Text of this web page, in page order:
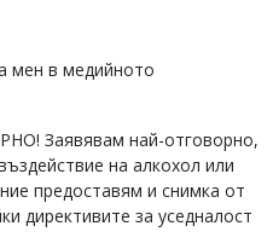
мен в медийното
Заявявам най-отговорно,
на алкохол или
предоставям и снимка от
директивите за уседналост